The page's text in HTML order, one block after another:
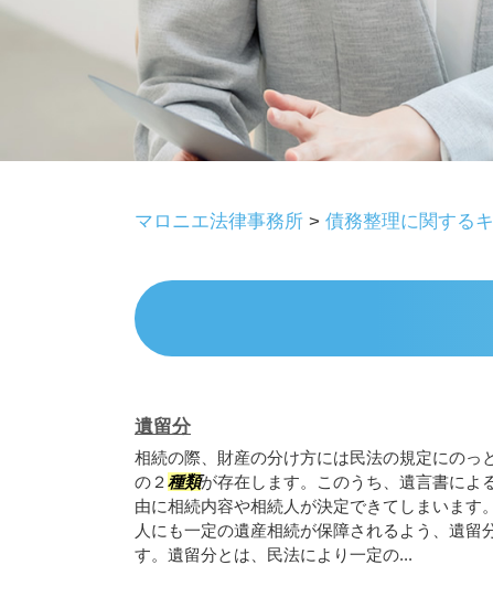
マロニエ法律事務所 > 債務整理に関する
遺留分
相続の際、財産の分け方には民法の規定にのっ
の２ 種類が存在します。このうち、遺言書によ
由に相続内容や相続人が決定できてしまいます
人にも一定の遺産相続が保障されるよう、遺留
す。遺留分とは、民法により一定の...